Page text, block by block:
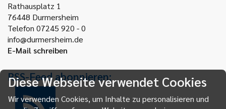
Rathausplatz 1
76448 Durmersheim
Telefon 07245 920 - 0
info@durmersheim.de
E-Mail schreiben
RSS-Feed abonnieren:
Diese Webseite verwendet Cookies
Wir verwenden Cookies, um Inhalte zu personalisieren und